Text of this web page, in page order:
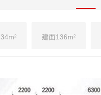
建面136m²